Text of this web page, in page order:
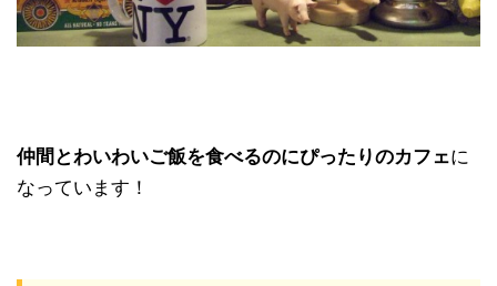
仲間とわいわいご飯を食べるのにぴったりのカフェに
なっています！